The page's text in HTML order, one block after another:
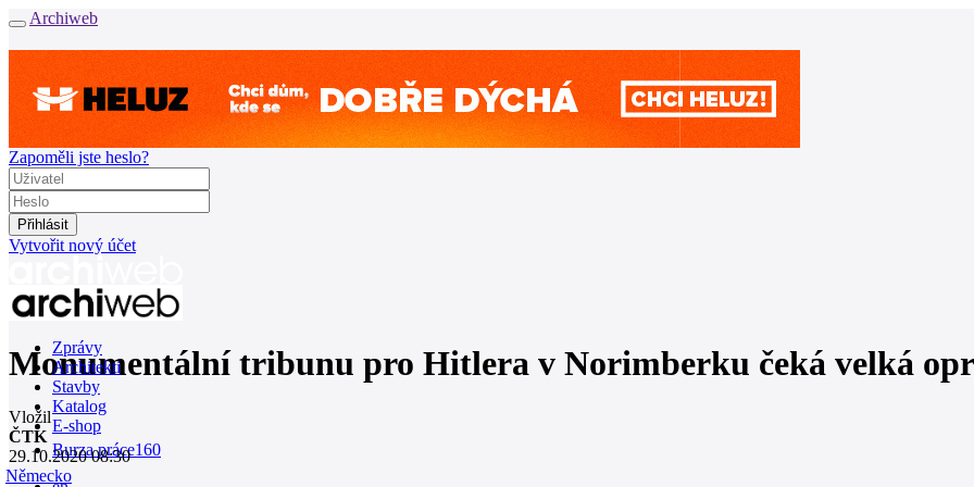
Archiweb
Zapoměli jste heslo?
Vytvořit nový účet
Zprávy
Architekti
Stavby
Katalog
E-shop
Burza práce160
Monumentální tribunu pro Hitlera v Norimberku čeká velká
Vložil
ČTK
29.10.2020 08:30
Německo